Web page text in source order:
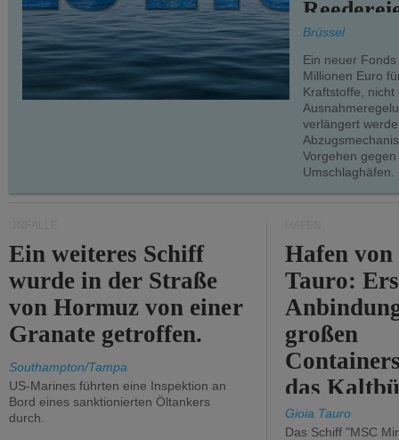
teilweise.
Brüssel
Ein neuer
Millionen Euro
Kraftstoffe, nicht
verlängert
Vorgehen
Umschlaghäfen.
Ein weiteres Schiff
wurde in der Straße
von Hormuz von einer
Granate getroffen.
Southampton/Tampa
US-Marines führten eine Inspektion an
Bord eines sanktionierten Öltankers
durch.
Hafen
Tauro:
großen
das
Gioia Tauro
Das Schiff "MSC